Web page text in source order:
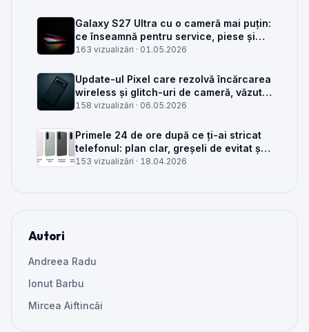
Galaxy S27 Ultra cu o cameră mai puțin:
ce înseamnă pentru service, piese și
client
163 vizualizări · 01.05.2026
Update-ul Pixel care rezolvă încărcarea
wireless și glitch-uri de cameră, văzut
din service
158 vizualizări · 06.05.2026
Primele 24 de ore după ce ți-ai stricat
telefonul: plan clar, greșeli de evitat și
când mai merită reparat
153 vizualizări · 18.04.2026
Autori
Andreea Radu
Ionut Barbu
Mircea Aiftincăi